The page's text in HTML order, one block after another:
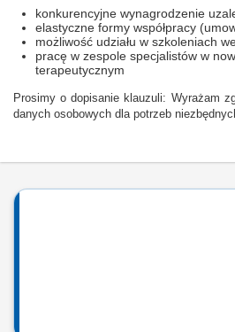
konkurencyjne wynagrodzenie
elastyczne formy współpracy
możliwość udziału w szkoleniach
pracę w zespole specjalistów w
terapeutycznym
Prosimy o dopisanie klauzuli: Wyrażam
danych osobowych dla potrzeb